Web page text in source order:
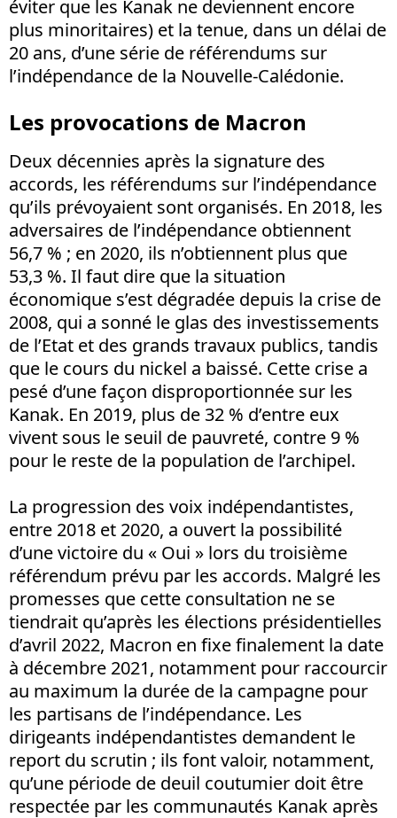
éviter que les Kanak ne deviennent encore
plus minoritaires) et la tenue, dans un délai de
20 ans, d’une série de référendums sur
l’indépendance de la Nouvelle-Calédonie.
Les provocations de Macron
Deux décennies après la signature des
accords, les référendums sur l’indépendance
qu’ils prévoyaient sont organisés. En 2018, les
adversaires de l’indépendance obtiennent
56,7 % ; en 2020, ils n’obtiennent plus que
53,3 %. Il faut dire que la situation
économique s’est dégradée depuis la crise de
2008, qui a sonné le glas des investissements
de l’Etat et des grands travaux publics, tandis
que le cours du nickel a baissé. Cette crise a
pesé d’une façon disproportionnée sur les
Kanak. En 2019, plus de 32 % d’entre eux
vivent sous le seuil de pauvreté, contre 9 %
pour le reste de la population de l’archipel.
La progression des voix indépendantistes,
entre 2018 et 2020, a ouvert la possibilité
d’une victoire du « Oui » lors du troisième
référendum prévu par les accords. Malgré les
promesses que cette consultation ne se
tiendrait qu’après les élections présidentielles
d’avril 2022, Macron en fixe finalement la date
à décembre 2021, notamment pour raccourcir
au maximum la durée de la campagne pour
les partisans de l’indépendance. Les
dirigeants indépendantistes demandent le
report du scrutin ; ils font valoir, notamment,
qu’une période de deuil coutumier doit être
respectée par les communautés Kanak après